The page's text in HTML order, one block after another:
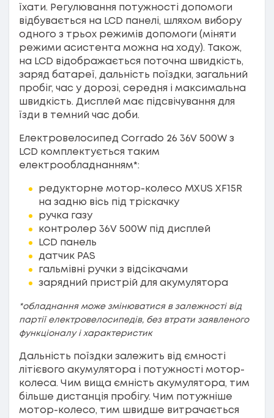
їхати. Регулювання потужності допомоги
відбувається на LCD панелі, шляхом вибору
одного з трьох режимів допомоги (міняти
режими асистента можна на ходу). Також,
на LCD відображається поточна швидкість,
заряд батареї, дальність поїздки, загальний
пробіг, час у дорозі, середня і максимальна
швидкість. Дисплей має підсвічування для
їзди в темний час доби.
Електровелосипед Corrado 26 36V 500W з
LCD комплектується таким
електрообладнанням*:
редукторне мотор-колесо MXUS XF15R
на задню вісь під тріскачку
ручка газу
контролер 36V 500W під дисплей
LCD панель
датчик PAS
гальмівні ручки з відсікачами
зарядний пристрій для акумулятора
*обладнання може змінюватися в залежності від
партії електровелосипедів, без втрати заявленого
функціоналу і характеристик
Дальність поїздки залежить від ємності
літієвого акумулятора і потужності мотор-
колеса. Чим вища ємність акумулятора, тим
більше дистанція пробігу. Чим потужніше
мотор-колесо, тим швидше витрачається